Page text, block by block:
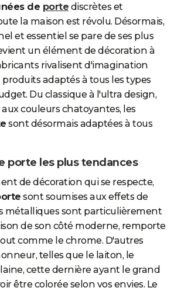
de porte discrètes et
la maison est révolu. Désormais,
et essentiel se pare de ses plus
un élément de décoration à
rivalisent d'imagination
adaptés à tous les types
Du classique à l'ultra design,
couleurs chatoyantes, les
sont désormais adaptées à tous
porte les plus tendances
de décoration qui se respecte,
sont soumises aux effets de
métalliques sont particulièrement
de son côté moderne, remporte
comme le chrome. D'autres
telles que le laiton, le
cette dernière ayant le grand
être colorée selon vos envies. Le